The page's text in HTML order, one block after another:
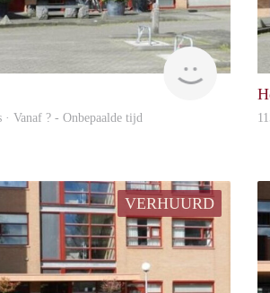
Woning
· Vanaf ? - Onbepaalde tijd
VERHUURD